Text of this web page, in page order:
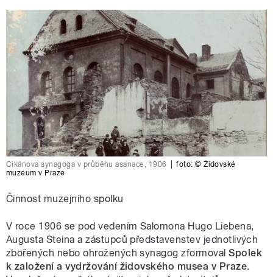
Cikánova synagoga v průběhu asanace, 1906 foto:© Židovské
muzeum v Praze
Činnost muzejního spolku
V roce 1906 se pod vedením Salomona Hugo Liebena,
Augusta Steina a zástupců představenstev jednotlivých
zbořených nebo ohrožených synagog zformovalSpolek
k založení a vydržování židovského musea v Praze.